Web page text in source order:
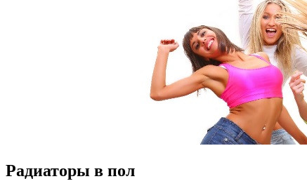
Радиаторы в пол